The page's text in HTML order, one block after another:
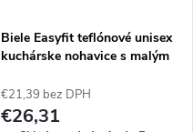
Biele Easyfit teflónové unisex
kuchárske nohavice s malým
€21,39 bez DPH
€26,31